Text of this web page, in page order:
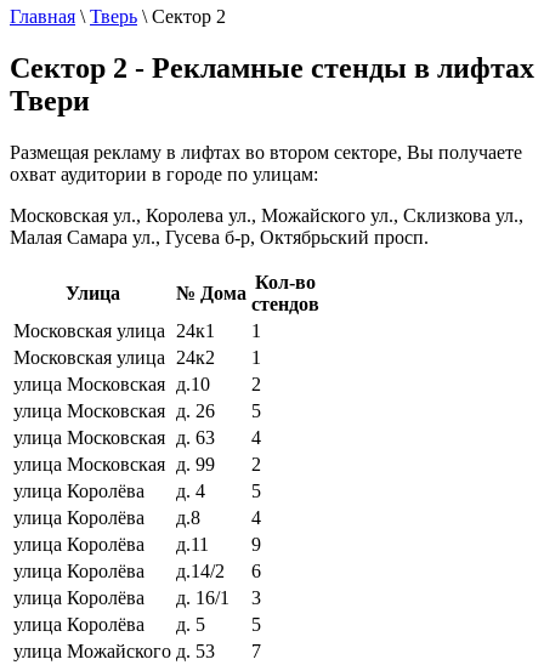
Главная \ Тверь \ Сектор 2
Сектор 2 - Рекламные стенды в лифтах
Твери
Размещая рекламу в лифтах во втором секторе, Вы получаете
охват аудитории в городе по улицам:
Московская ул., Королева ул., Можайского ул., Склизкова ул.,
Малая Самара ул., Гусева б-р, Октябрьский просп.
Улица № Дома
Кол-во
стендов
Московская улица
24к1
1
Московская улица
24к2
1
улица Московская д.10
2
улица Московская д. 26
5
улица Московская д. 63
4
улица Московская д. 99
2
улица Королёва
д. 4
5
улица Королёва
д.8
4
улица Королёва
д.11
9
улица Королёва
д.14/2
6
улица Королёва
д. 16/1
3
улица Королёва
д. 5
5
улица Можайского д. 53
7